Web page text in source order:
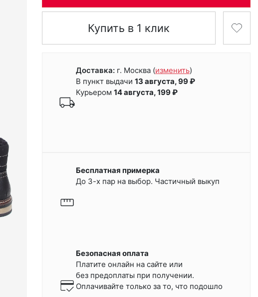
Купить в 1 клик
Доставка: г. Москва (изменить)
В пункт выдачи 13 августа, 99 ₽
Курьером 14 августа, 199 ₽
Бесплатная примерка
До 3-х пар на выбор. Частичный выкуп
Безопасная оплата
Платите онлайн на сайте или
без предоплаты при получении.
Оплачивайте только за то, что подошло